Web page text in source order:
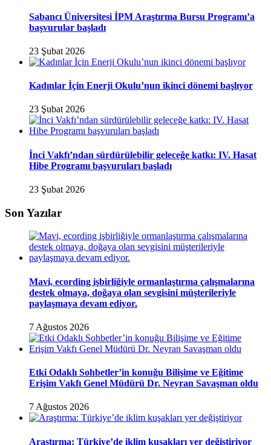
Sabancı Üniversitesi İPM Araştırma Bursu Programı’a
başvurular başladı
23 Şubat 2026
Kadınlar İçin Enerji Okulu’nun ikinci dönemi başlıyor
23 Şubat 2026
İnci Vakfı’ndan sürdürülebilir geleceğe katkı: IV. Hasat
Hibe Programı başvuruları başladı
23 Şubat 2026
Son Yazılar
Mavi, ecording işbirliğiyle ormanlaştırma çalışmalarına
destek olmaya, doğaya olan sevgisini müşterileriyle
paylaşmaya devam ediyor.
7 Ağustos 2026
Etki Odaklı Sohbetler’in konuğu Bilişime ve Eğitime
Erişim Vakfı Genel Müdürü Dr. Neyran Savaşman oldu
7 Ağustos 2026
Araştırma: Türkiye’de iklim kuşakları yer değiştiriyor